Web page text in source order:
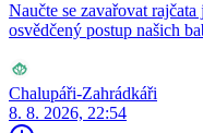
Naučte se zavařovat
osvědčený postup našich
Chalupáři-Zahrádkáři
8. 8. 2026, 22:54